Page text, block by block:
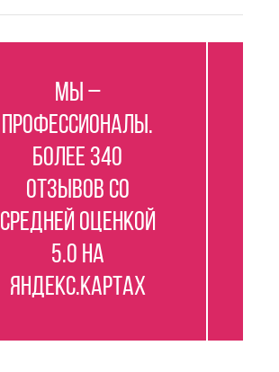
Мы –
профессионалы.
Более 340
отзывов со
средней оценкой
5.0 на
Яндекс.Картах